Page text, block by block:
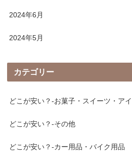
2024年6月
2024年5月
カテゴリー
どこが安い？-お菓子・スイーツ・ア
どこが安い？-その他
どこが安い？-カー用品・バイク用品